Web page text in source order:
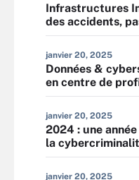
Infrastructures
des accidents,
janvier 20, 2025
Données &
en centre de
janvier 20, 2025
2024 : une
la
janvier 20, 2025